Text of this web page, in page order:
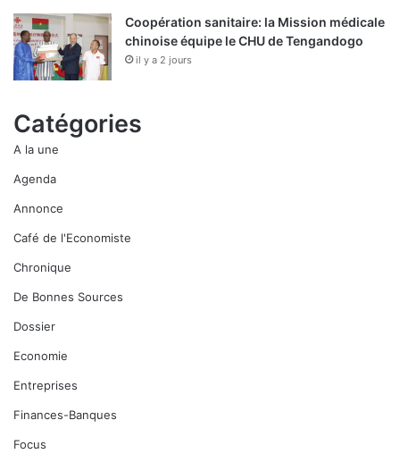
Coopération sanitaire: la Mission médicale
chinoise équipe le CHU de Tengandogo
il y a 2 jours
Catégories
A la une
Agenda
Annonce
Café de l'Economiste
Chronique
De Bonnes Sources
Dossier
Economie
Entreprises
Finances-Banques
Focus